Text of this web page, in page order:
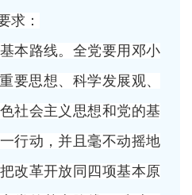
求：
路线。全党要用邓小
要思想、科学发展观、
社会主义思想和党的基
行动，并且毫不动摇地
改革开放同四项基本原